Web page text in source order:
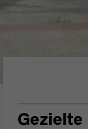
Gezielte